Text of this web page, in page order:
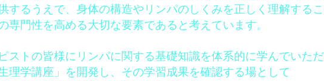
するうえで、身体の構造やリンパのしくみを正しく理解する
専門性を高める大切な要素であると考えています。
ストの皆様にリンパに関する基礎知識を体系的に学んでいた
理学講座」を開発し、その学習成果を確認する場として